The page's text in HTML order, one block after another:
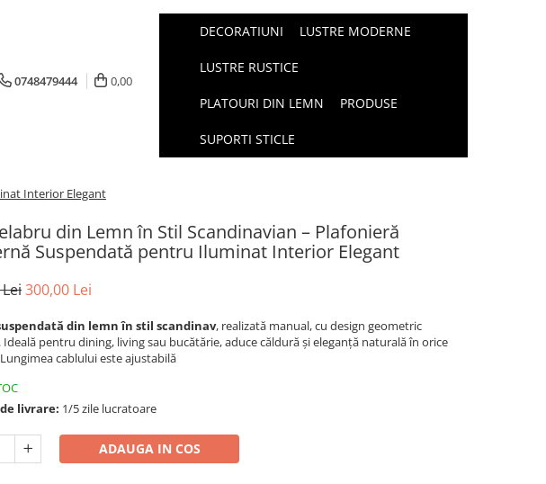
0748479444 0,00
DECORATIUNI LUSTRE MODERNE
LUSTRE RUSTICE
PLATOURI DIN LEMN PRODUSE
SUPORTI STICLE
Interior Elegant
din Lemn în Stil Scandinavian – Plafonieră
Suspendată pentru Iluminat Interior Elegant
300,00 Lei
din lemn în stil scandinav, realizată manual, cu design geometric
pentru dining, living sau bucătărie, aduce căldură și eleganță naturală în orice
cablului este ajustabilă
livrare: 1/5 zile lucratoare
ADAUGA IN COS